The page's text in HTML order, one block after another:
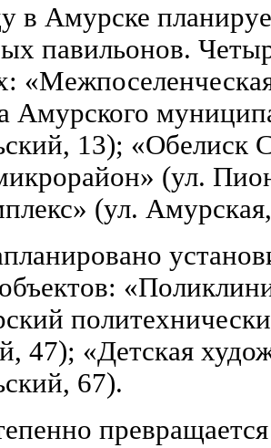
в Амурске
павильонов.
Амурского
13); «Обелиск
(ул.
(ул.
47); «Детская
67).